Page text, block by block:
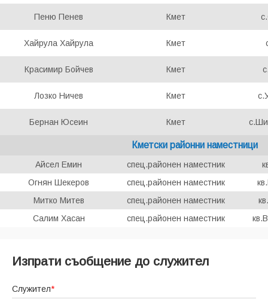
Пеню Пенев Кмет
Хайрула Хайрула Кмет
Красимир Бойчев Кмет
Лозко Ничев Кмет
Бернан Юсеин Кмет
Кметски районни наместници
Айсел Емин спец.районен наместник
Огнян Шекеров
спец.районен наместник
Митко Митев
спец.районен наместник
Салим Хасан
спец.районен наместник
Изпрати съобщение до служител
Служител*